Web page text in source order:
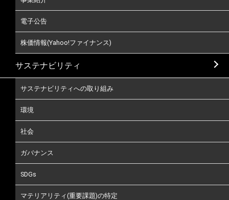
電子公告
株価情報(Yahoo!ファイナンス)
サステナビリティ
サステナビリティへの取り組み
環境
社会
ガバナンス
SDGs
マテリアリティ(重要課題)の特定